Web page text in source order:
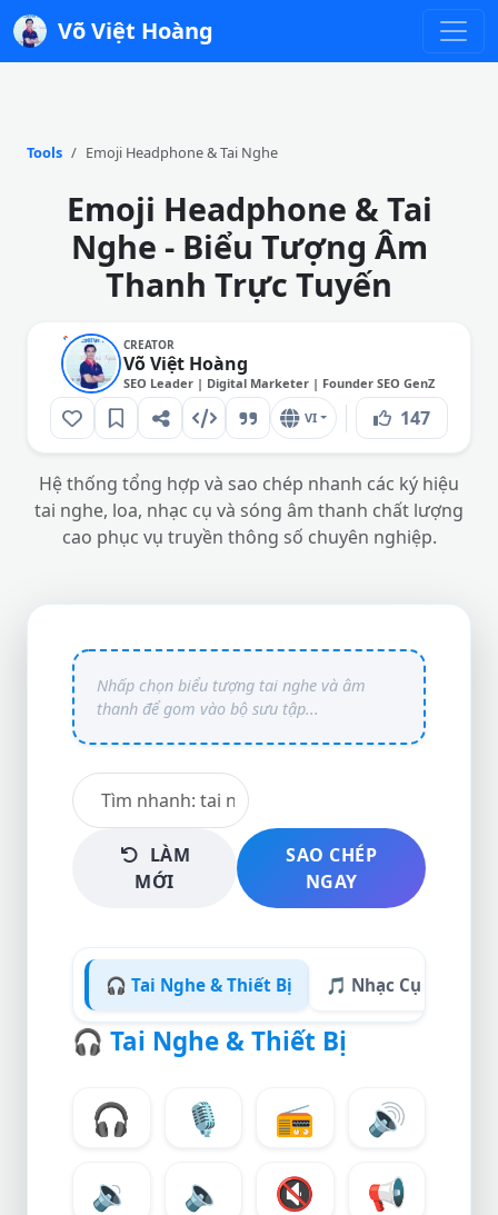
Võ Việt Hoàng
Tools Emoji Headphone & Tai Nghe
Emoji Headphone & Tai
Nghe - Biểu Tượng Âm
Thanh Trực Tuyến
CREATOR
Võ Việt Hoàng
SEO Leader | Digital Marketer | Founder SEO GenZ
VI 147
Hệ thống tổng hợp và sao chép nhanh các ký hiệu
tai nghe, loa, nhạc cụ và sóng âm thanh chất lượng
cao phục vụ truyền thông số chuyên nghiệp.
LÀM
MỚI
SAO CHÉP
NGAY
🎧 Tai Nghe & Thiết Bị 🎵 Nhạc Cụ & Giai
🎧 Tai Nghe & Thiết Bị
🎧 🎙️ 📻
🔊
🔉
🔈 🔇
📢